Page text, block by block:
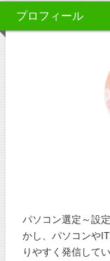
プロフィール
パソコン選定～設
かし、パソコンや
りやすく発信して